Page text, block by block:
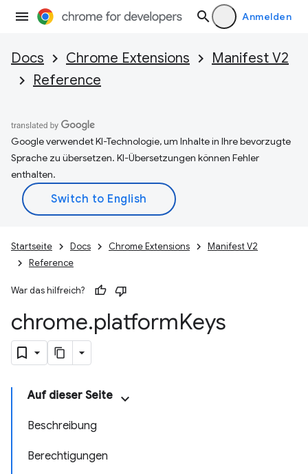
Anmelden
Docs Chrome Extensions
Manifest V2
Reference
Google verwendet KI-Technologie, um Inhalte in Ihre bevorzugte
Sprache zu übersetzen. KI-Übersetzungen können Fehler
enthalten.
Startseite Docs Chrome Extensions
Manifest V2
Reference
War das hilfreich?
chrome.platformKeys
Auf dieser Seite
Beschreibung
Berechtigungen